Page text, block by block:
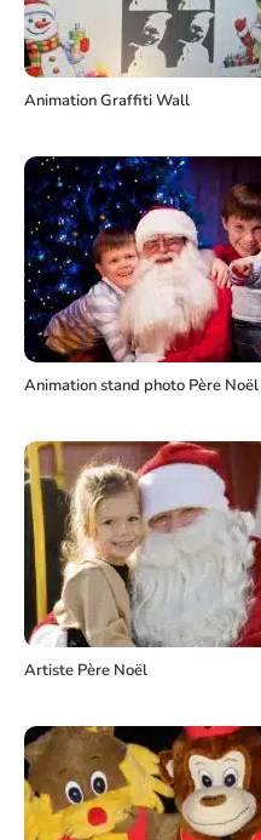
Animation Graffiti Wall
Animation stand photo Père Noël
Artiste Père Noël